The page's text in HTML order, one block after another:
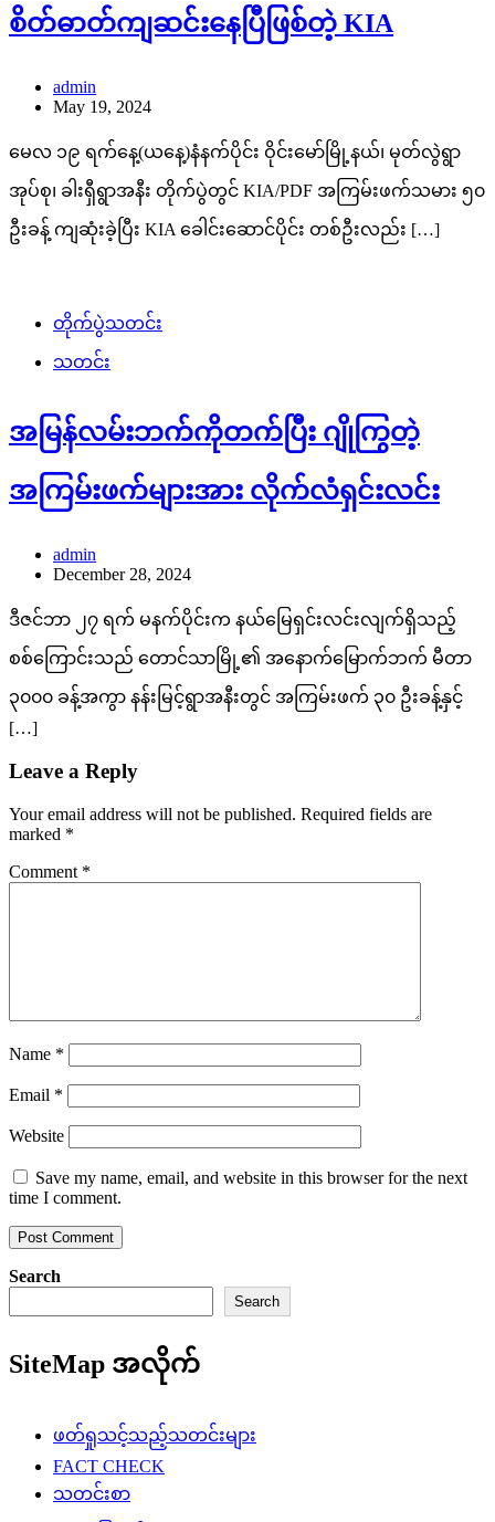
စိတ်ဓာတ်ကျဆင်းနေပြီဖြစ်တဲ့ KIA
admin
May 19, 2024
မေလ ၁၉ ရက်နေ့(ယနေ့)နံနက်ပိုင်း ဝိုင်းမော်မြို့နယ်၊ မုတ်လွဲရွာ
အုပ်စု၊ ခါးရှီရွာအနီး တိုက်ပွဲတွင် KIA/PDF အကြမ်းဖက်သမား ၅၀
ဦးခန့် ကျဆုံးခဲ့ပြီး KIA ခေါင်းဆောင်ပိုင်း တစ်ဦးလည်း […]
တိုက်ပွဲသတင်း
သတင်း
အမြန်လမ်းဘက်ကိုတက်ပြီး ဂျိုကြွတဲ့
အကြမ်းဖက်များအား လိုက်လံရှင်းလင်း
admin
December 28, 2024
ဒီဇင်ဘာ ၂၇ ရက် မနက်ပိုင်းက နယ်မြေရှင်းလင်းလျက်ရှိသည့်
စစ်ကြောင်းသည် တောင်သာမြို့၏ အနောက်မြောက်ဘက် မီတာ
၃၀၀၀ ခန့်အကွာ နန်းမြင့်ရွာအနီးတွင် အကြမ်းဖက် ၃၀ ဦးခန့်နှင့်
[…]
Leave a Reply
Your email address will not be published. Required fields are
marked *
Comment *
Name *
Email *
Website
Save my name, email, and website in this browser for the next
time I comment.
Search
Search
SiteMap အလိုက်
ဖတ်ရှုသင့်သည့်သတင်းများ
FACT CHECK
သတင်းစာ